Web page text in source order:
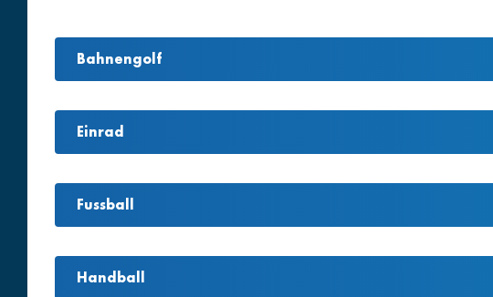
Bahnengolf
Einrad
Fussball
Handball